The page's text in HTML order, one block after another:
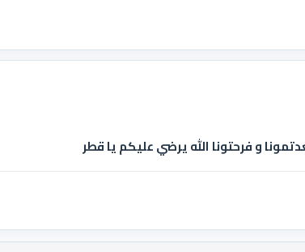
و فرحتونا الله يرضي عليكم يا قطر